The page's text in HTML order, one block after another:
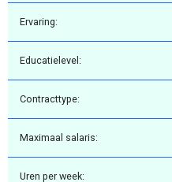
Ervaring:
Educatielevel:
Contracttype:
Maximaal salaris:
Uren per week: